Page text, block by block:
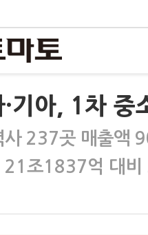
·기아, 1차 중
사 237곳 매출액
조1837억 대